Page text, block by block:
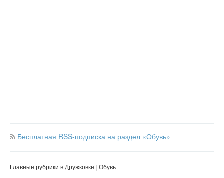
Бесплатная RSS-подписка на раздел «Обувь»
Главные рубрики в Дружковке Обувь